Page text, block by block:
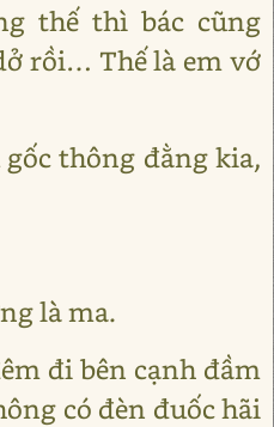
thế thì bác cũng
rồi… Thế là em vớ
thông đằng kia,
là ma.
đi bên cạnh đầm
có đèn đuốc hãi